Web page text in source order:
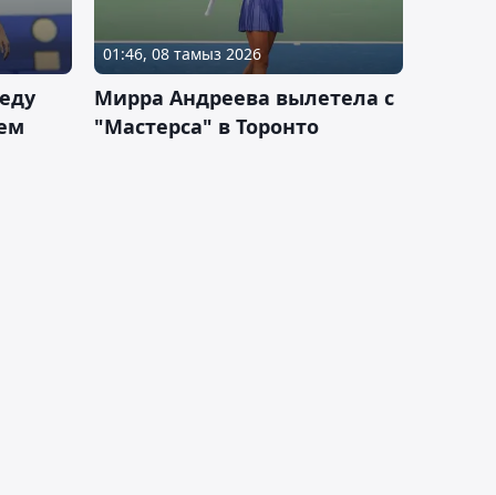
01:46, 08 тамыз 2026
Мирра Андреева вылетела с
"Мастерса" в Торонто